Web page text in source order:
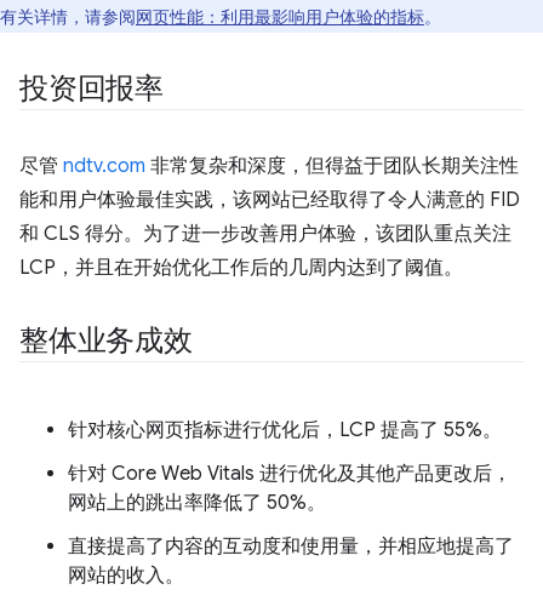
有关详情，请参阅网页性能：利用最影响用户体验的指标。
投资回报率
尽管 ndtv.com 非常复杂和深度，但得益于团队长期关注性
能和用户体验最佳实践，该网站已经取得了令人满意的 FID
和 CLS 得分。为了进一步改善用户体验，该团队重点关注
LCP，并且在开始优化工作后的几周内达到了阈值。
整体业务成效
针对核心网页指标进行优化后，LCP 提高了 55%。
针对 Core Web Vitals 进行优化及其他产品更改后，
网站上的跳出率降低了 50%。
直接提高了内容的互动度和使用量，并相应地提高了
网站的收入。